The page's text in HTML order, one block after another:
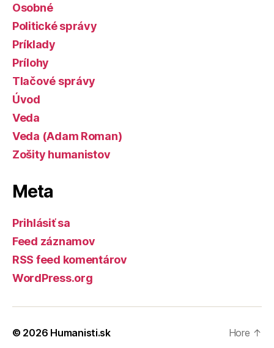
Osobné
Politické správy
Príklady
Prílohy
Tlačové správy
Úvod
Veda
Veda (Adam Roman)
Zošity humanistov
Meta
Prihlásiť sa
Feed záznamov
RSS feed komentárov
WordPress.org
© 2026 Humanisti.sk Hore ↑